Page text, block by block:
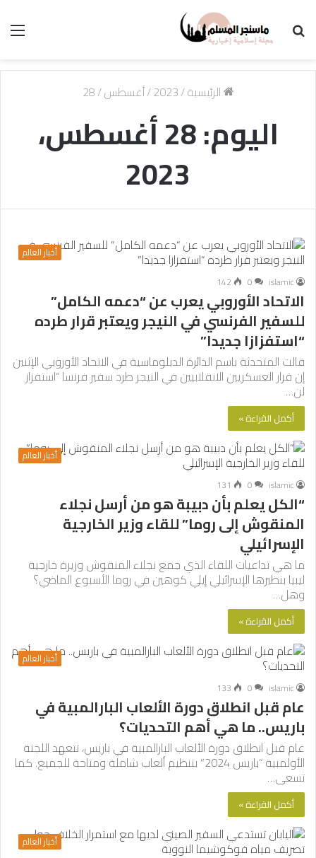
الرئيسية/
2023
/أغسطس/
28
اليوم: 28 أغسطس،
2023
أخبار العالم
islamic
0
142
الاتحاد الأوروبي يعرب عن “دعمه الكامل”
للسفير الفرنسي في النيجر ويعتبر قرار طرده
“استفزازا جديدا”
قالت المتحدثة باسم الدائرة الدبلوماسية في الاتحاد الأوروبي الإثنين
إن قرار العسكريين الانقلابيين في النيجر طرد سفير فرنسا “استفزاز
لن…
أكمل القراءة »
أخبار العالم
islamic
0
131
“الكل يعلم بأن دبيبة هو من أرسل نجلاء
المنقوش إلى روما” للقاء وزير الخارجية
الإسرائيلي
ما هي تداعيات اللقاء الذي جمع نجلاء المنقوش وزيرة خارجية
ليبيا بنظيرها الإسرائيلي إيلي كوهين في روما الأسبوع الماضي؟
وهل…
أكمل القراءة »
أخبار العالم
islamic
0
133
عام قبل انطلاق دورة الألعاب البارالمبية في
باريس.. ما هي أهم التحديات؟
عام قبل انطلاق دورة الألعاب البارالمبية في باريس، تتعهد اللجنة
الأولمبية “باريس 2024” بتنظيم ألعاب شاملة ومتاحة للجميع. كما
تسعى…
أكمل القراءة »
أخبار العالم